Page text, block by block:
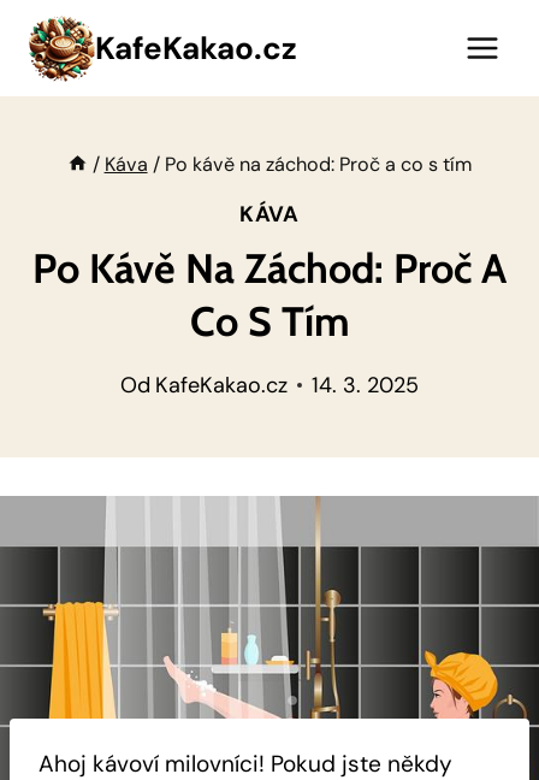
Přeskočit
obsah
KafeKakao.cz
/ Káva / Po kávě na záchod: Proč a co s tím
KÁVA
Po Kávě Na Záchod: Proč A
Co S Tím
Od KafeKakao.cz 14. 3. 2025
Ahoj kávoví milovníci! Pokud jste někdy